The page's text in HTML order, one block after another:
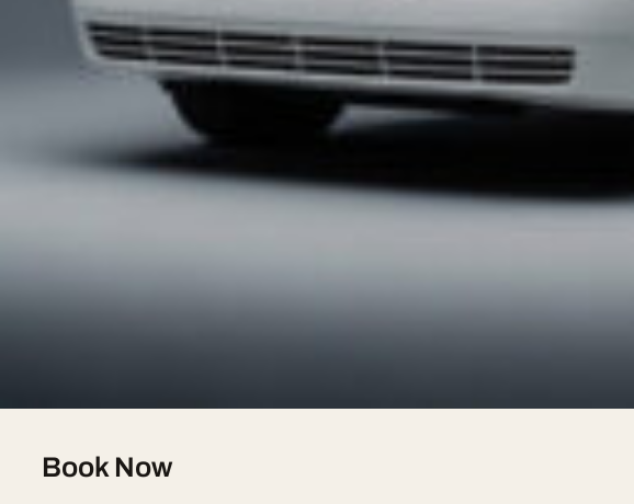
speaking chauffeur, free quote in under 2 hours.
Hummer H2 Limousine — 8 seats, sur devis
Chrysler 300C Stretch — 8 seats, sur devis
Book Now